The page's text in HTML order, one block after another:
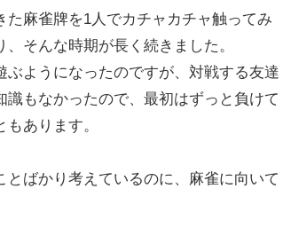
麻雀牌を1人でカチャカチャ触ってみ
そんな時期が長く続きました。
ようになったのですが、対戦する友達
もなかったので、最初はずっと負けて
あります。
ばかり考えているのに、麻雀に向いて